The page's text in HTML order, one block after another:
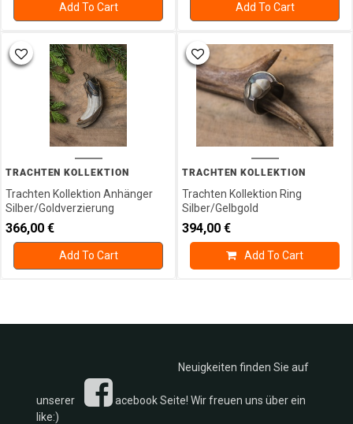
Add To Cart Add To Cart
TRACHTEN KOLLEKTION
Trachten Kollektion Anhänger
Silber/Goldverzierung
366,00 €
Add To Cart
TRACHTEN KOLLEKTION
Trachten Kollektion Ring
Silber/Gelbgold
394,00 €
Add To Cart
Neuigkeiten finden Sie auf
unserer
acebook Seite! Wir freuen uns über ein
like:)